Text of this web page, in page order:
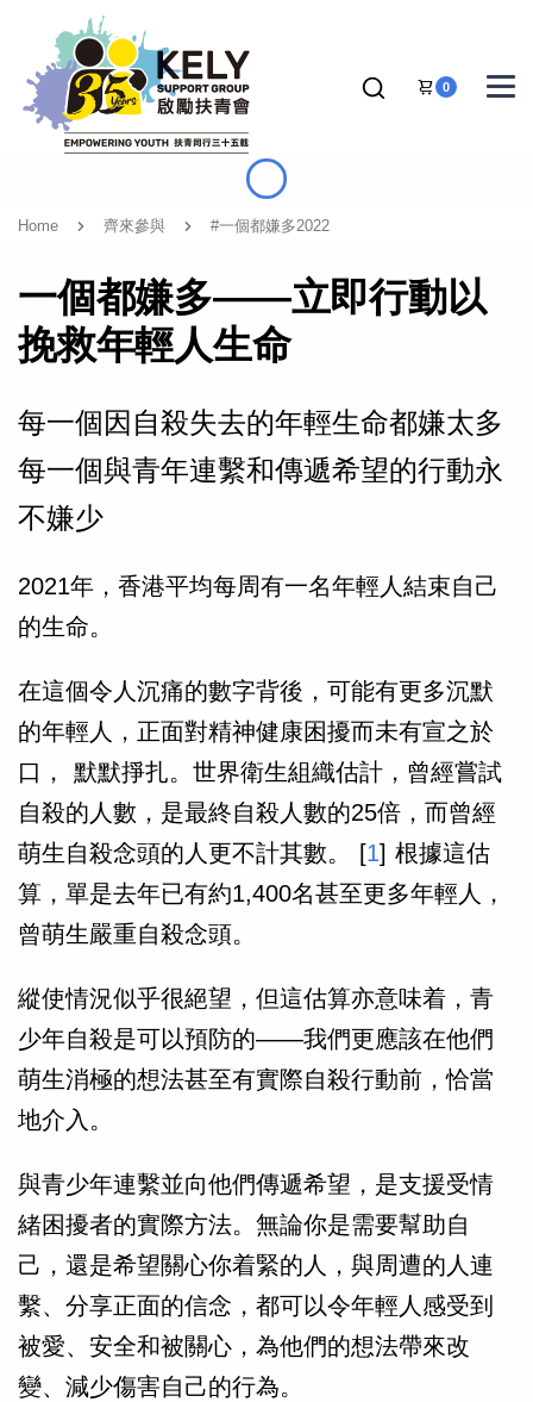
0
Home 齊來參與 #一個都嫌多2022
一個都嫌多——立即行動以
挽救年輕人生命
每一個因自殺失去的年輕生命都嫌太多
每一個與青年連繫和傳遞希望的行動永
不嫌少
2021年，香港平均每周有一名年輕人結束自己
的生命。
在這個令人沉痛的數字背後，可能有更多沉默
的年輕人，正面對精神健康困擾而未有宣之於
口， 默默掙扎。世界衛生組織估計，曾經嘗試
自殺的人數，是最終自殺人數的25倍，而曾經
萌生自殺念頭的人更不計其數。 [1] 根據這估
算，單是去年已有約1,400名甚至更多年輕人，
曾萌生嚴重自殺念頭。
縱使情況似乎很絕望，但這估算亦意味着，青
少年自殺是可以預防的——我們更應該在他們
萌生消極的想法甚至有實際自殺行動前，恰當
地介入。
與青少年連繫並向他們傳遞希望，是支援受情
緒困擾者的實際方法。無論你是需要幫助自
己，還是希望關心你着緊的人，與周遭的人連
繫、分享正面的信念，都可以令年輕人感受到
被愛、安全和被關心，為他們的想法帶來改
變、減少傷害自己的行為。